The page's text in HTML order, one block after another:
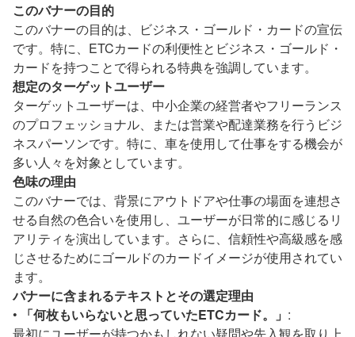
このバナーの目的
このバナーの目的は、ビジネス・ゴールド・カードの宣伝
です。特に、ETCカードの利便性とビジネス・ゴールド・
カードを持つことで得られる特典を強調しています。
想定のターゲットユーザー
ターゲットユーザーは、中小企業の経営者やフリーランス
のプロフェッショナル、または営業や配達業務を行うビジ
ネスパーソンです。特に、車を使用して仕事をする機会が
多い人々を対象としています。
色味の理由
このバナーでは、背景にアウトドアや仕事の場面を連想さ
せる自然の色合いを使用し、ユーザーが日常的に感じるリ
アリティを演出しています。さらに、信頼性や高級感を感
じさせるためにゴールドのカードイメージが使用されてい
ます。
バナーに含まれるテキストとその選定理由
•
「何枚もいらないと思っていたETCカード。」 :